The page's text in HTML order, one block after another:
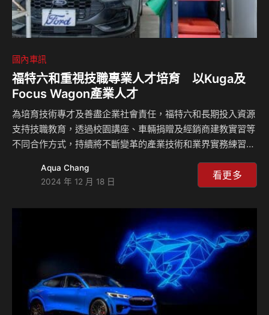
國內車訊
福特六和重視技職專業人才培育 以Kuga及
Focus Wagon產業人才
為培育技術專才及善盡企業社會責任，福特六和長期投入資源
支持技職教育，透過校園講座、車輛捐贈及經銷商建教實習等
不同合作方式，持續將不斷變革的產業技術和業界實務練習融
育部主辦的「113學年度全國高級中等學校學生工業類技藝競
賽」，福特六和於活動當中除提供7輛New Ford Focus
Professional Technician System），供汽車修護組參賽選
手競賽實作使用外，福特六和更另外捐贈1輛New Ford
Kuga，予得獎學校日後教學使用，大力體現品牌重視台灣地
Aqua Chang
2024 年 12 月 18 日
看更多